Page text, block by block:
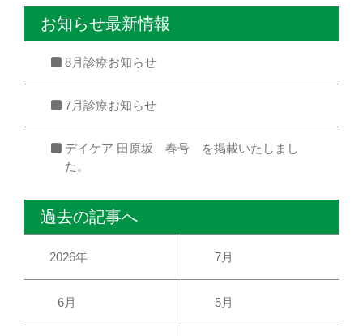
お知らせ最新情報
8月診療お知らせ
7月診療お知らせ
デイケア 田原坂 春号 を掲載いたしまし
た。
過去の記事へ
2026年 7月
6月 5月